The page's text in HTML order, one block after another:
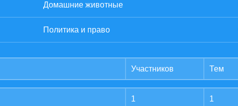
Домашние животные
Политика и право
Участников Тем
1 1